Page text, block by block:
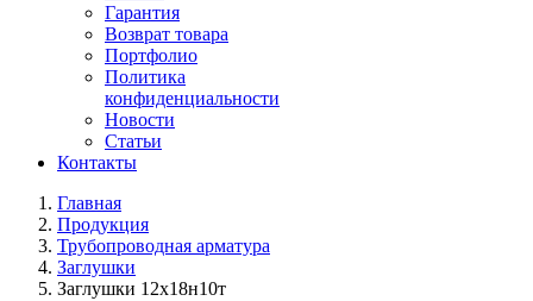
Гарантия
Возврат товара
Портфолио
Политика
конфиденциальности
Новости
Статьи
Контакты
Главная
Продукция
Трубопроводная арматура
Заглушки
Заглушки 12х18н10т